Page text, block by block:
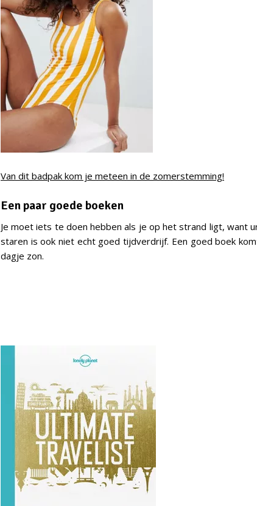
Van dit badpak kom je meteen in de zomerstemming!
Een paar goede boeken
Je moet iets te doen hebben als je op het strand ligt, want
staren is ook niet echt goed tijdverdrijf. Een goed boek
dagje zon.